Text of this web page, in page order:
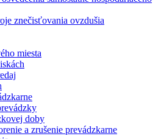
znečisťovania ovzdušia
miesta
doby
a zrušenie prevádzkarne